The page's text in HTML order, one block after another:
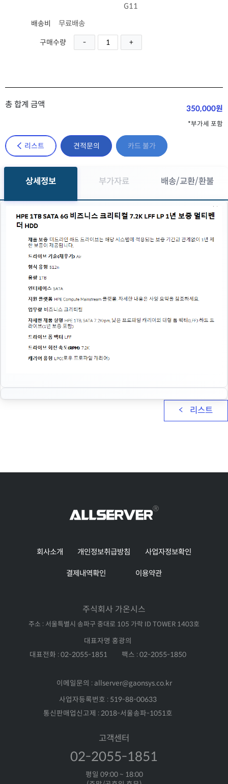
G11
배송비
무료배송
구매수량
총 합계 금액 350,000원
*부가세 포함
리스트 견적문의 카드 불가
상세정보 부가자료 배송/교환/환불
리스트
회사소개 개인정보취급방침 사업자정보확인
결제내역확인 이용약관
주식회사 가온시스
주소 : 서울특별시 송파구 중대로 105 가락 ID TOWER 1403호
대표자명 홍광의
대표전화 : 02-2055-1851
팩스 : 02-2055-1850
이메일문의 : allserver@gaonsys.co.kr
사업자등록번호 : 519-88-00633
통신판매업신고제 : 2018-서울송파-1051호
고객센터
02-2055-1851
평일 09:00 ~ 18:00